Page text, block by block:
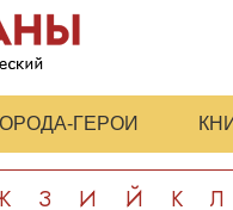
ГЕРОИ
З И Й К Л